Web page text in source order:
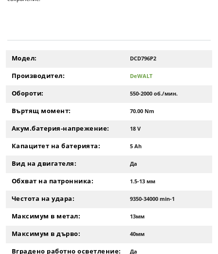
Модел: DCD796P2
Производител: DeWALT
Обороти: 550-2000 об./мин.
Въртящ момент: 70.00 Nm
Акум.батерия-напрежение: 18 V
Капацитет на батерията: 5 Ah
Вид на двигателя: Да
Обхват на патронника: 1.5-13 мм
Честота на удара: 9350-34000 min-1
Максимум в метал: 13мм
Максимум в дърво: 40мм
Вградено работно осветление: Да